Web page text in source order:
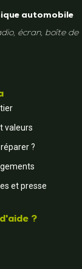
automobile
écran, boîte de
valeurs
?
et presse
?